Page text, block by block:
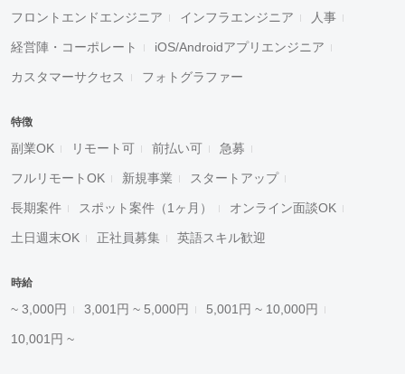
フロントエンドエンジニア インフラエンジニア 人事
経営陣・コーポレート iOS/Androidアプリエンジニア
カスタマーサクセス フォトグラファー
特徴
副業OK リモート可 前払い可 急募
フルリモートOK 新規事業 スタートアップ
長期案件 スポット案件（1ヶ月） オンライン面談OK
土日週末OK 正社員募集 英語スキル歓迎
時給
~ 3,000円 3,001円 ~ 5,000円 5,001円 ~ 10,000円
10,001円 ~